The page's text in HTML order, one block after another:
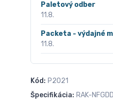
Paletový odber
11.8.
Packeta - výdajné
11.8.
Kód: P2021
Špecifikácia: RAK-